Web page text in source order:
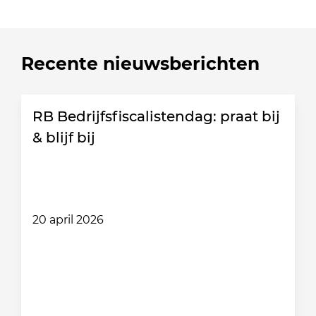
Recente nieuwsberichten
RB Bedrijfsfiscalistendag: praat bij
& blijf bij
20 april 2026